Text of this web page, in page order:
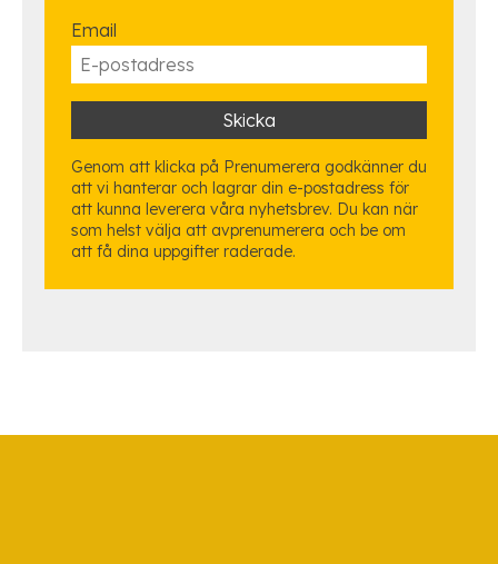
Email
Genom att klicka på Prenumerera godkänner du
att vi hanterar och lagrar din e-postadress för
att kunna leverera våra nyhetsbrev. Du kan när
som helst välja att avprenumerera och be om
att få dina uppgifter raderade.